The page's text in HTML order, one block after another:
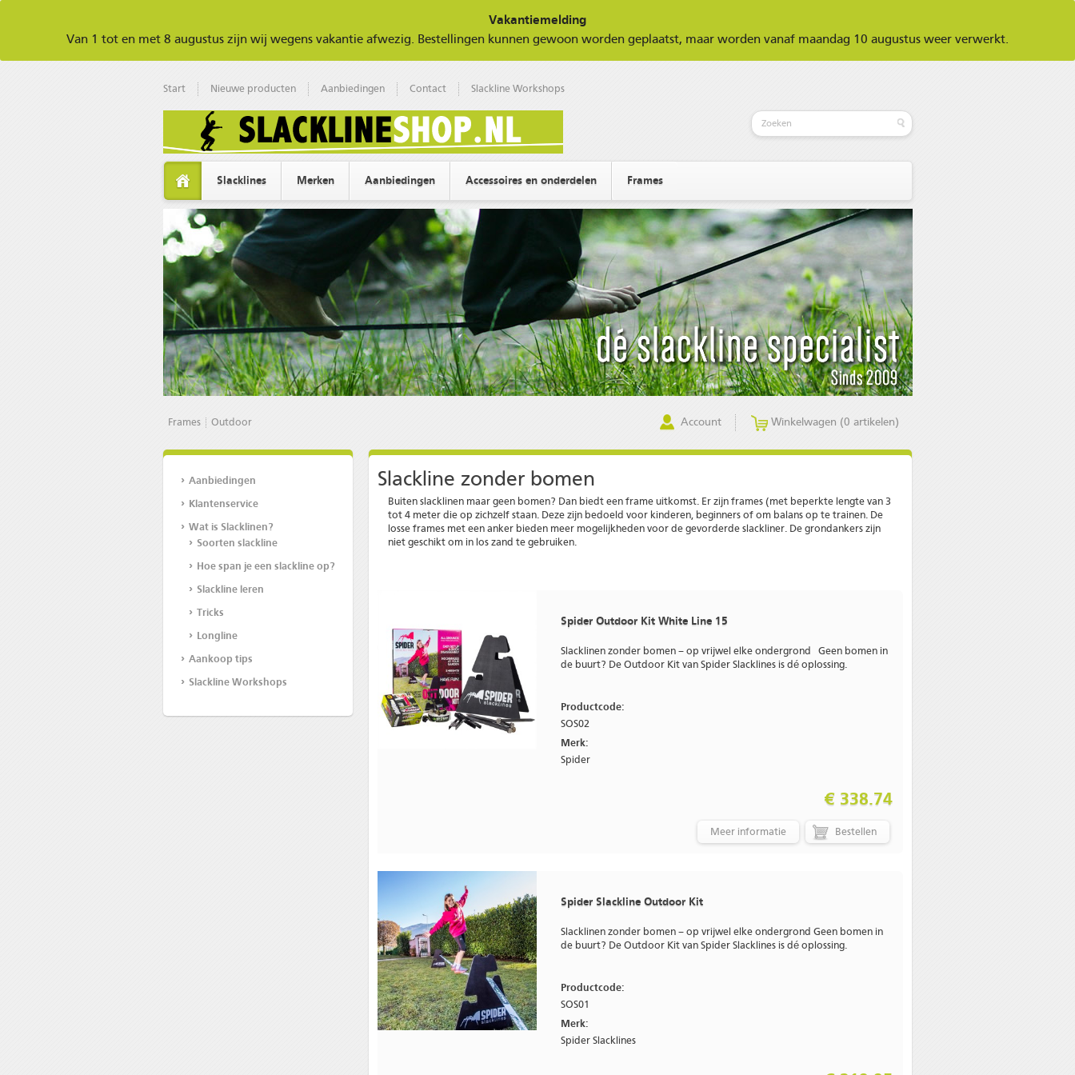
Vakantiemelding
Van 1 tot en met 8 augustus zijn wij wegens vakantie afwezig. Bestellingen kunnen gewoon worden geplaatst, maar worden vanaf maandag 10 augustus weer verwerkt.
Start Nieuwe producten Aanbiedingen Contact Slackline Workshops
Slacklines Merken Aanbiedingen Accessoires en onderdelen Frames
Frames Outdoor Account Winkelwagen (0 artikelen)
Aanbiedingen
Klantenservice
Wat is Slacklinen?
Soorten slackline
Hoe span je een slackline op?
Slackline leren
Tricks
Longline
Aankoop tips
Slackline Workshops
Slackline zonder bomen
Buiten slacklinenmaar geen bomen? Dan biedt een frame uitkomst. Er zijn frames (met beperkte lengte van 3
tot 4 meter die op zichzelf staan. Deze zijn bedoeld voor kinderen, beginnersof om balans op te trainen. De
losse frames met een anker bieden meer mogelijkheden voor de gevorderde slackliner. De grondankerszijn
niet geschikt om in los zand te gebruiken.
Spider Outdoor Kit White Line 15
Slacklinen zonder bomen – op vrijwel elke ondergrond Geen bomen in
de buurt? De Outdoor Kit van Spider Slacklines is dé oplossing.
Productcode:
SOS02
Merk:
Spider
€ 338.74
Meer informatie
Spider Slackline Outdoor Kit
Slacklinen zonder bomen – op vrijwel elke ondergrond Geen bomen in
de buurt? De Outdoor Kit van Spider Slacklines is dé oplossing.
Productcode:
SOS01
Merk:
Spider Slacklines